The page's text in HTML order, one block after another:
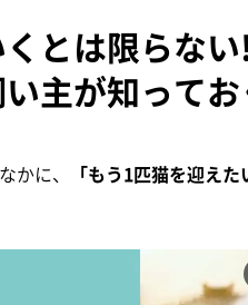
とは限らな
主が知って
かに、 「もう1匹猫を迎えた